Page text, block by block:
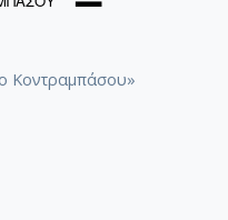
Κοντραμπάσου»